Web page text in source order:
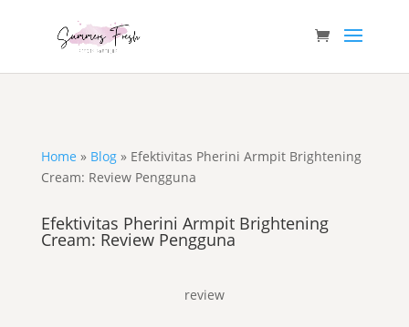
Home » Blog» Efektivitas Pherini Armpit Brightening
Cream: Review Pengguna
Efektivitas Pherini Armpit Brightening
Cream: Review Pengguna
review